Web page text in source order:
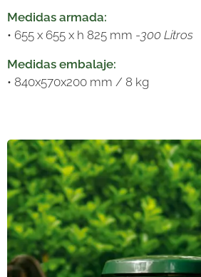
Medidas armada:
• 655 x 655 x h 825 mm -300 Litros
Medidas embalaje:
• 840x570x200 mm / 8 kg